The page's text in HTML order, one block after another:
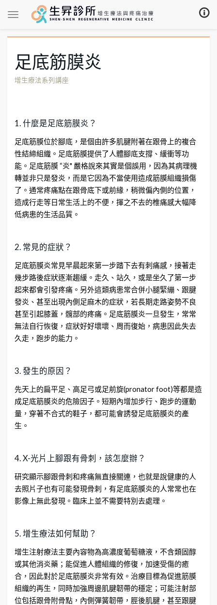
足底筋膜炎
增生療法系列講座
1. 什麼是足底筋膜炎？
足底筋膜位於腳底，是個由許多肌腱附著在跟骨上的複合
性結締組織。足底筋膜提供了人體腳底支撐、緩衝等功
能。足底筋膜 “炎" 嚴格說來其實是個誤用，因為其病理機
轉並非只是發炎，而是它因為不當使用造成筋膜組織損傷
了。通常疼痛點在跟骨底下或前緣，稍微偏內側的位置，
造成行走等日常生活上的不便，揮之不去的椎痛感大幅降
低病患的生活品質。
2. 常見的症狀？
足底筋膜炎常見早晨起來第一步踏下去有刺痛感，接著走
幾步路後症狀逐漸趨緩。走久、站久，或是坐久了第一步
起來都會引發疼痛。另外這類病患常合併小腿緊繃、跟腱
發炎、甚至出現內側足麻木的症狀，若長期走路姿勢不良
甚至引起膝蓋，髖部的疼痛。足底筋膜炎一旦發生，常常
無法自行恢復，症狀好好壞壞、周而復始，病患因此失去
久走，跑步的能力。
3. 發生的原因？
先天上的扁平足、高足弓或足前旋(pronator foot)等都是造
成足底筋膜炎的危險因子。短期內增加步行、跑步的運動
量，穿著不合式的鞋子，都可能會誘發足底筋膜炎的產
生。
4. X-光片上腳跟有骨刺，該怎麼辦？
研究顯示腳跟骨刺和疼痛無直接關連，也就是說健康的人
去照片子也有可能發現骨刺，有足底筋膜炎的人常常也在
影像上無此發現。臨床上並不需要特別去處理。
5. 增生療法如何幫助？
增生注射療法主要內容物為高濃度葡萄糖液，不含類固醇
或其他消炎藥；能促進人體組織的修復，加速受傷的癒
合，因此對於足底筋膜炎非常有效。治療目標為促進筋膜
組織的再生，同時加強周邊肌腱韌帶的穩定；可能注射部
位包括跟骨附骨點，內側彈簧韌帶，脛後肌腱，甚至跟腱